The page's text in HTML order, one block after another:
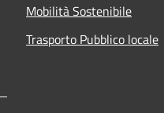
Mobilità Sostenibile
Trasporto Pubblico locale